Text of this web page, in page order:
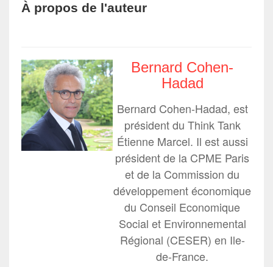
À propos de l'auteur
Bernard Cohen-
Hadad
Bernard Cohen-Hadad, est
président du Think Tank
Étienne Marcel. Il est aussi
président de la CPME Paris
et de la Commission du
développement économique
du Conseil Economique
Social et Environnemental
Régional (CESER) en Ile-
de-France.